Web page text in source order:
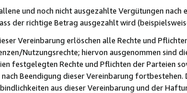
und noch nicht ausgezahlte Vergütungen
der richtige Betrag ausgezahlt wird
Vereinbarung erlöschen alle Rechte und
Nutzungsrechte; hiervon ausgenommen sind
festgelegten Rechte und Pflichten der Parteien
Beendigung dieser Vereinbarung
aus dieser Vereinbarung und der